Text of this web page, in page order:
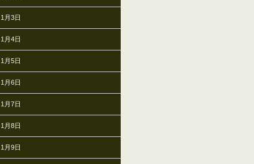
1月3日
1月4日
1月5日
1月6日
1月7日
1月8日
1月9日